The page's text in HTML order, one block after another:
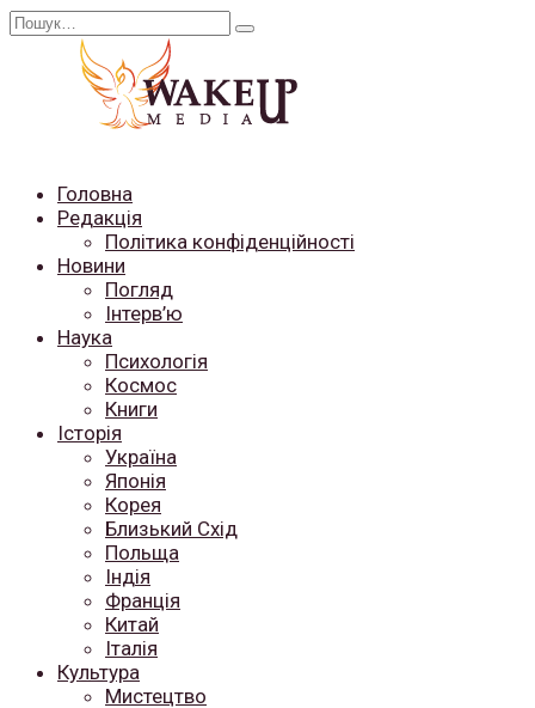
Перейти
Search
Головна
Редакція
Політика конфіденційності
Новини
Погляд
Інтерв’ю
Наука
Психологія
Космос
Книги
Історія
Україна
Японія
Корея
Близький Схід
Польща
Індія
Франція
Китай
Італія
Культура
Мистецтво